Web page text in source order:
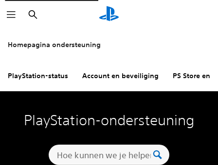
Zoeken
Homepagina ondersteuning
PlayStation-status Account en beveiliging PS Store en
PlayStation-ondersteuning